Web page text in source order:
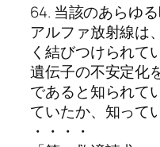
64. 当該のあらゆ
アルファ放射線は
く結びつけられて
遺伝子の不安定化
であると知られて
ていたか、知って
・・・・